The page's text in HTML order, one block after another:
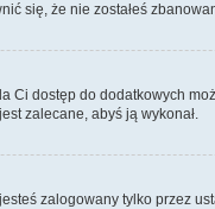
się, że nie zostałeś
dostęp do dodatkowych
zalecane, abyś ją wykonał.
zalogowany tylko przez